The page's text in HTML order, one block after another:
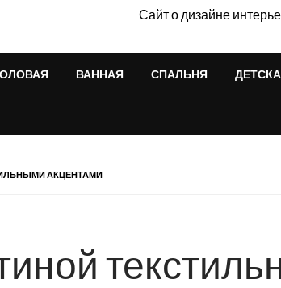
Сайт о дизайне
ВАННАЯ СПАЛЬНЯ
АКЦЕНТАМИ